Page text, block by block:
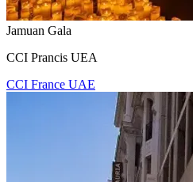
Jamuan Gala
CCI Prancis UEA
CCI France UAE